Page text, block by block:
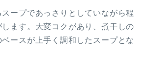
ープであっさりとしていながら程
ます。大変コクがあり、煮干しの
ースが上手く調和したスープとな